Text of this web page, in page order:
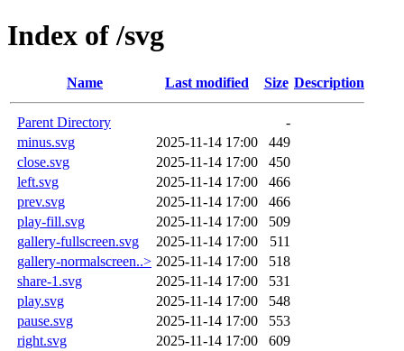
Index of /svg
Name Last modified Size Description
Parent Directory
-
minus.svg
2025-11-14 17:00
449
close.svg
2025-11-14 17:00
450
left.svg
2025-11-14 17:00
466
prev.svg
2025-11-14 17:00
466
play-fill.svg
2025-11-14 17:00
509
gallery-fullscreen.svg
2025-11-14 17:00
511
gallery-normalscreen..> 2025-11-14 17:00
518
share-1.svg
2025-11-14 17:00
531
play.svg
2025-11-14 17:00
548
pause.svg
2025-11-14 17:00
553
right.svg
2025-11-14 17:00
609